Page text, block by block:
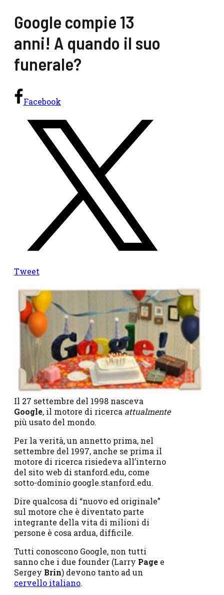
Google compie 13
anni! A quando il suo
funerale?
Facebook
Tweet
Il 27 settembre del 1998 nasceva
Google, il motore di ricerca attualmente
più usato del mondo.
Per la verità, un annetto prima, nel
settembre del 1997, anche se prima il
motore di ricerca risiedeva all’interno
del sito web di stanford.edu, come
sotto-dominio google.stanford.edu.
Dire qualcosa di “nuovo ed originale”
sul motore che è diventato parte
integrante della vita di milioni di
persone è cosa ardua, difficile.
Tutti conoscono Google, non tutti
sanno che i due founder (Larry Page e
Sergey Brin) devono tanto ad un
cervello italiano.